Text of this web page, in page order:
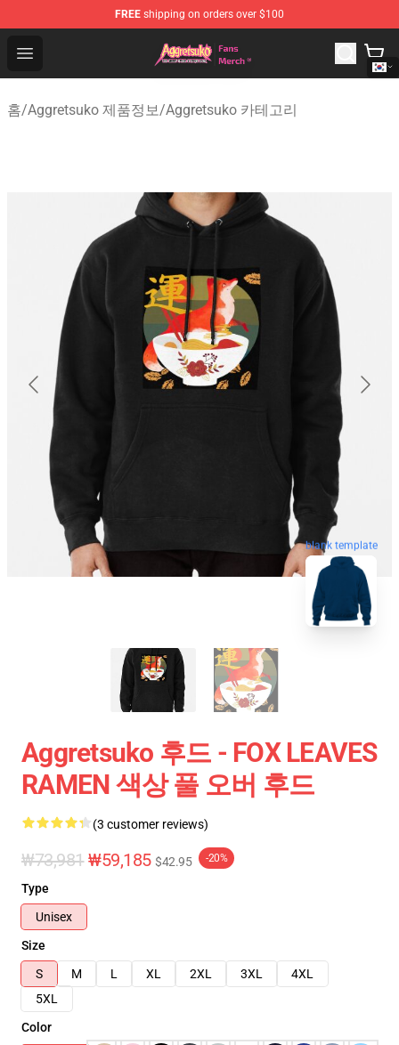
FREE shipping on orders over $100
Open menu
Aggretsuko Store - Official Aggretsuko Merchandise
홈/Aggretsuko 제품정보/Aggretsuko 카테고리
blank template
Aggretsuko 후드 - FOX LEAVES
RAMEN 색상 풀 오버 후드
(3 customer reviews)
₩73,981 ₩59,185 $42.95 -20%
Type
Unisex
Size
S
M L XL 2XL 3XL
4XL
5XL
Color